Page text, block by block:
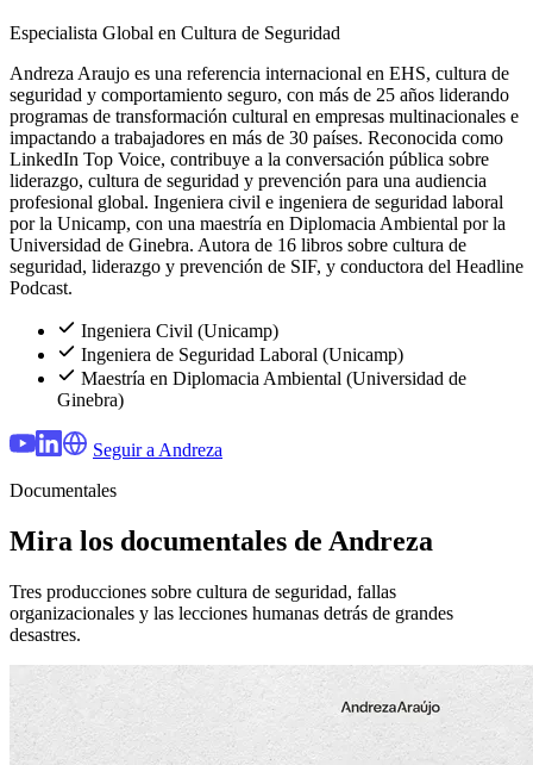
Especialista Global en Cultura de Seguridad
Andreza Araujo es una referencia internacional en EHS, cultura de
seguridad y comportamiento seguro, con más de 25 años liderando
programas de transformación cultural en empresas multinacionales e
impactando a trabajadores en más de 30 países. Reconocida como
LinkedIn Top Voice, contribuye a la conversación pública sobre
liderazgo, cultura de seguridad y prevención para una audiencia
profesional global. Ingeniera civil e ingeniera de seguridad laboral
por la Unicamp, con una maestría en Diplomacia Ambiental por la
Universidad de Ginebra. Autora de 16 libros sobre cultura de
seguridad, liderazgo y prevención de SIF, y conductora del Headline
Podcast.
Ingeniera Civil (Unicamp)
Ingeniera de Seguridad Laboral (Unicamp)
Maestría en Diplomacia Ambiental (Universidad de
Ginebra)
Seguir a Andreza
Documentales
Mira los documentales de Andreza
Tres producciones sobre cultura de seguridad, fallas
organizacionales y las lecciones humanas detrás de grandes
desastres.